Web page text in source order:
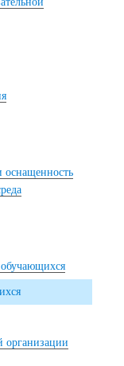
оснащенность
организации